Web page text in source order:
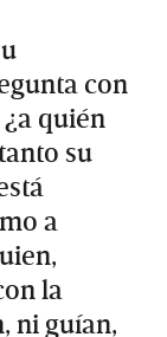
con
quién
su
a
la
ni guían,